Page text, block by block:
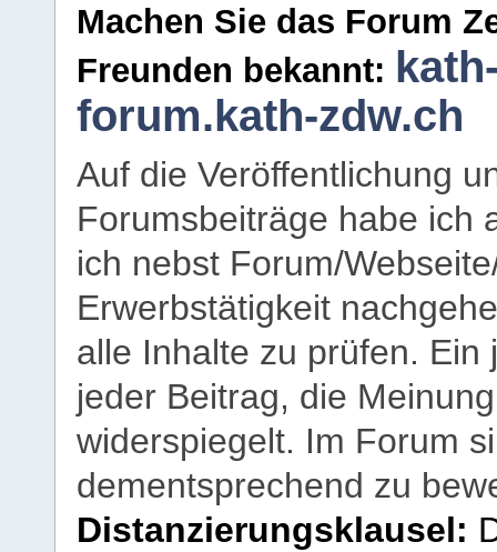
Machen Sie das Forum
Freunden bekannt:
forum.kath-zdw.ch
Auf die Veröffentlichung
Forumsbeiträge habe ich
ich nebst Forum/
Erwerbstätigkeit
alle Inhalte zu prüfen.
jeder Beitrag, die
widerspiegelt. Im Forum
dementsprechend zu
Distanzierungsklausel: